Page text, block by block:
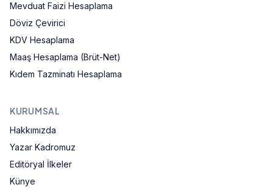
Mevduat Faizi Hesaplama
Döviz Çevirici
KDV Hesaplama
Maaş Hesaplama (Brüt-Net)
Kıdem Tazminatı Hesaplama
KURUMSAL
Hakkımızda
Yazar Kadromuz
Editöryal İlkeler
Künye